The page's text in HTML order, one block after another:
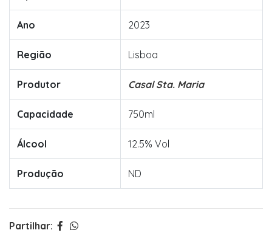
Ano 2023
Região Lisboa
Produtor Casal Sta. Maria
Capacidade 750ml
Álcool 12.5% Vol
Produção ND
Partilhar: